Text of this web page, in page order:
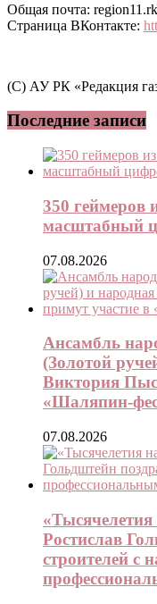
Общая почта:
Страница ВКонтакте:
(C) АУ РК «Редакция
Последние записи
350 геймеров
масштабный
07.08.2026
Ансамбль
(Золотой
Виктория
«Шаляпин-
07.08.2026
«Тысячелетия
Ростислав
строителей с